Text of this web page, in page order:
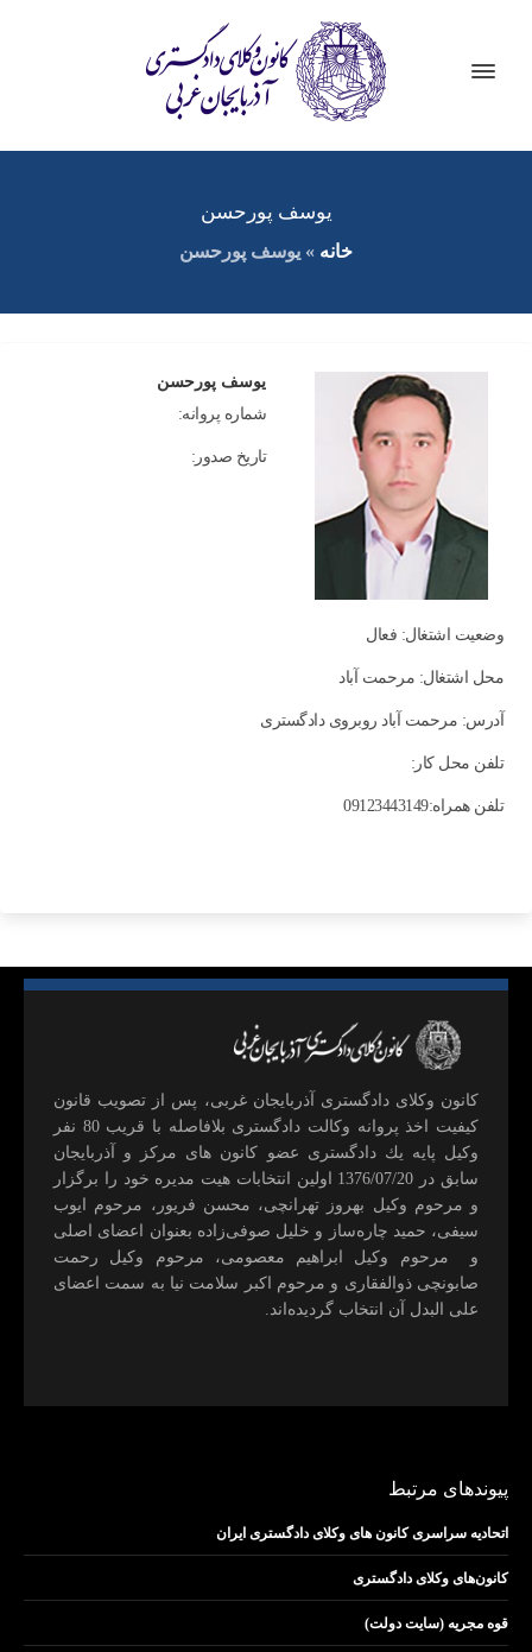
یوسف پورحسن
خانه » یوسف پورحسن
یوسف پورحسن
شماره پروانه:
تاریخ صدور:
وضعیت اشتغال: فعال
محل اشتغال: مرحمت آباد
آدرس: مرحمت آباد روبروی دادگستری
تلفن محل کار:
تلفن همراه:09123443149
كانون وكلای دادگستری آذربايجان غربی، پس از تصويب قانون
كيفيت اخذ پروانه وكالت دادگستری بلافاصله با قريب 80 نفر
وكيل پايه يك دادگستری عضو كانون های مركز و آذربايجان
سابق در 1376/07/20 اولين انتخابات هيت مديره خود را برگزار
و مرحوم وکیل بهروز تهرانچی، محسن فريور، مرحوم ايوب
سيفی، حميد چاره‌ساز و خليل صوفی‌زاده بعنوان اعضای اصلی
و مرحوم وکیل ابراهيم معصومی، مرحوم وکیل رحمت
صابونچی ذوالفقاری و مرحوم اكبر سلامت نيا به سمت اعضای
علی البدل آن انتخاب گرديده‌اند.
پیوندهای مرتبط
اتحادیه سراسری کانون های وکلای دادگستری ایران
کانون‌های وکلای دادگستری
قوه مجریه (سایت دولت)